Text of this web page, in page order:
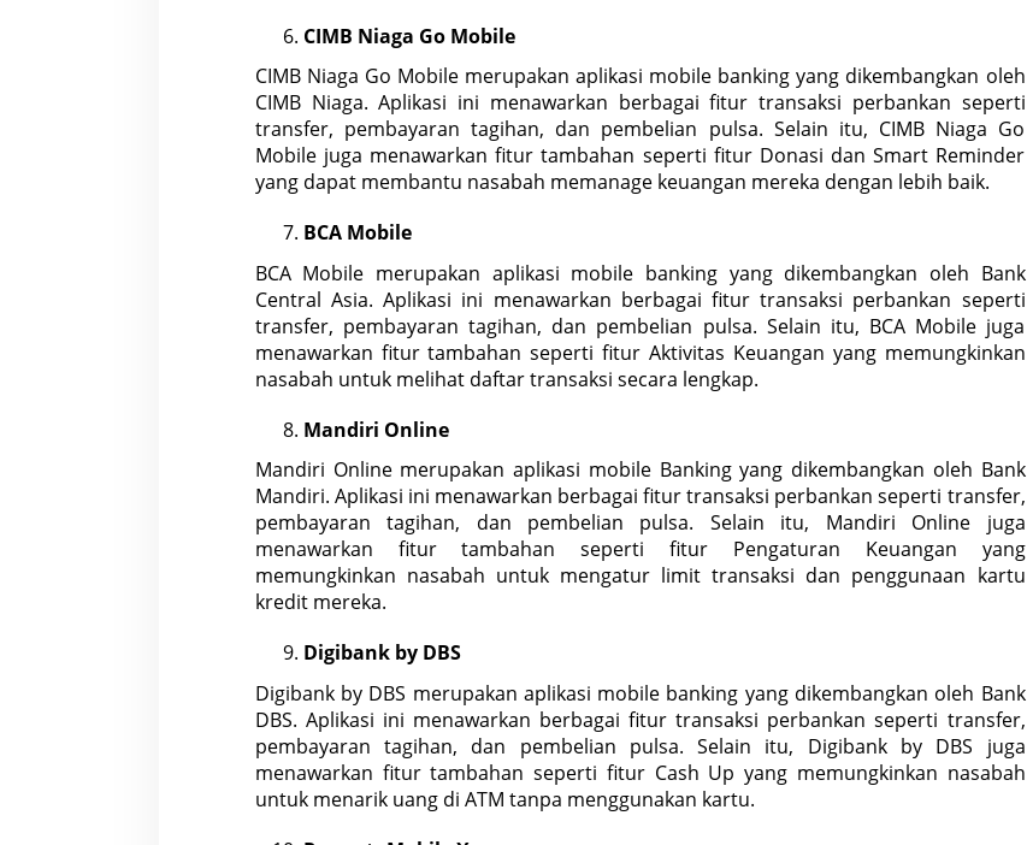
CIMB Niaga Go Mobile
CIMB Niaga Go Mobile merupakan aplikasi mobile banking yang dikembangkan oleh
CIMB Niaga. Aplikasi ini menawarkan berbagai fitur transaksi perbankan seperti
transfer, pembayaran tagihan, dan pembelian pulsa. Selain itu, CIMB Niaga Go
Mobile juga menawarkan fitur tambahan seperti fitur Donasi dan Smart Reminder
yang dapat membantu nasabah memanage keuangan mereka dengan lebih baik.
BCA Mobile
BCA Mobile merupakan aplikasi mobile banking yang dikembangkan oleh Bank
Central Asia. Aplikasi ini menawarkan berbagai fiturtransaksi perbankan seperti
transfer, pembayaran tagihan, dan pembelian pulsa. Selain itu, BCA Mobile juga
menawarkan fitur tambahan seperti fitur Aktivitas Keuangan yang memungkinkan
nasabah untuk melihat daftar transaksi secara lengkap.
Mandiri Online
Mandiri Online merupakan aplikasi mobile Banking yang dikembangkan oleh Bank
Mandiri. Aplikasi ini menawarkan berbagai fitur transaksi perbankan seperti transfer,
pembayaran tagihan, dan pembelian pulsa. Selain itu, Mandiri Online juga
menawarkan fitur tambahan seperti fitur Pengaturan Keuangan yang
memungkinkan nasabah untuk mengatur limit transaksi dan penggunaan kartu
kredit mereka.
Digibank by DBS
Digibank by DBS merupakan aplikasi mobile banking yang dikembangkan oleh Bank
DBS. Aplikasi ini menawarkan berbagai fitur transaksi perbankan seperti transfer,
pembayaran tagihan, dan pembelian pulsa. Selain itu, Digibank by DBS juga
menawarkan fitur tambahan seperti fitur Cash Up yang memungkinkan nasabah
untuk menarik uangdi ATM tanpa menggunakan kartu.